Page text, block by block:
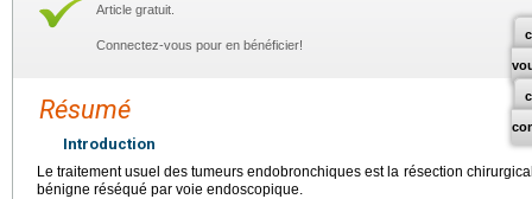
Article gratuit.
Connectez-vous pour en bénéficier!
Résumé
Introduction
Le traitement usuel des tumeurs endobronchiques est la résection
bénigne réséqué par voie endoscopique.